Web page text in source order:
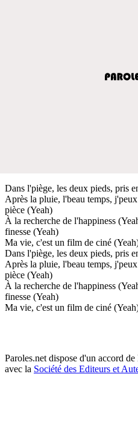
Dans l'piège, les deux pieds, pris
Après la pluie, l'beau temps,
pièce (Yeah)
À la recherche de l'happiness
finesse (Yeah)
Ma vie, c'est un film de ciné
Dans l'piège, les deux pieds, pris
Après la pluie, l'beau temps,
pièce (Yeah)
À la recherche de l'happiness
finesse (Yeah)
Ma vie, c'est un film de ciné
Paroles.net dispose d'un accord
avec la Société des Editeurs et